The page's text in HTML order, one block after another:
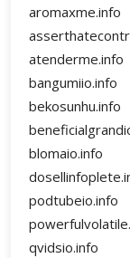
aromaxme.info
atenderme.info
bangumiio.info
bekosunhu.info
blomaio.info
podtubeio.info
qvidsio.info